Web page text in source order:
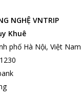
NGHỆ VNTRIP
Khuê
phố Hà Nội, Việt Nam